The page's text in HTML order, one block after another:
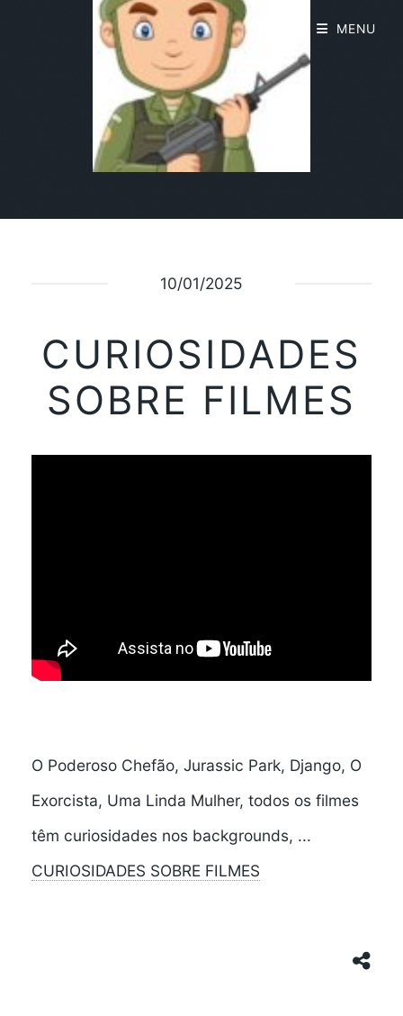
10/01/2025
CURIOSIDADES
SOBRE FILMES
O Poderoso Chefão, Jurassic Park, Django, O
Exorcista, Uma Linda Mulher, todos os filmes
têm curiosidades nos backgrounds, ...
CURIOSIDADES SOBRE FILMES
MENU